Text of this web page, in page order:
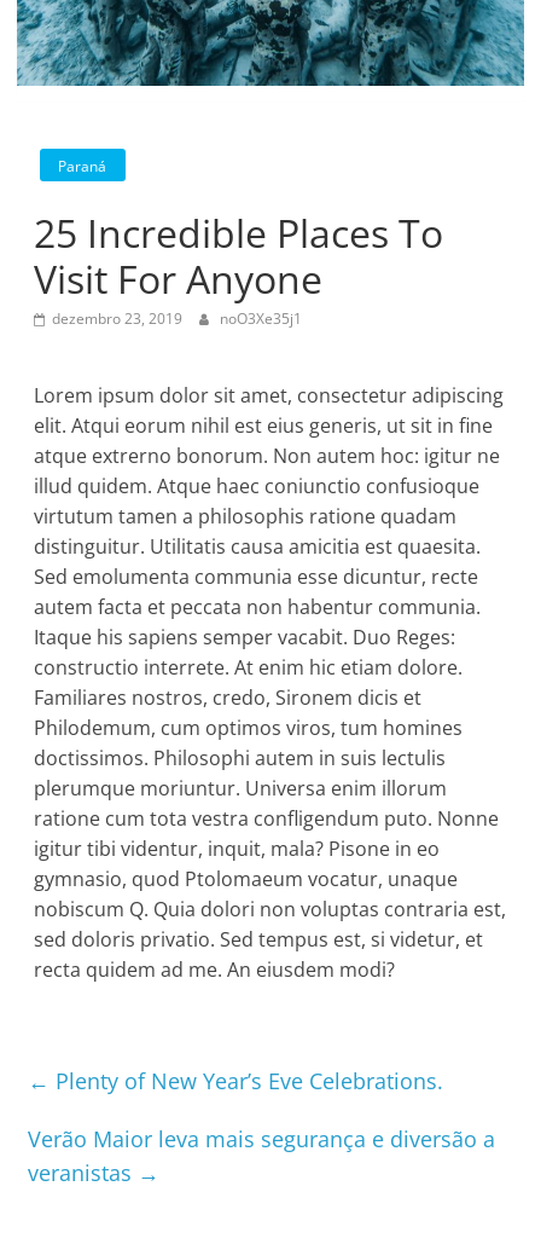
Paraná
25 Incredible Places To
Visit For Anyone
dezembro 23, 2019 noO3Xe35j1
Lorem ipsum dolor sit amet, consectetur adipiscing
elit. Atqui eorum nihil est eius generis, ut sit in fine
atque extrerno bonorum. Non autem hoc: igitur ne
illud quidem. Atque haec coniunctio confusioque
virtutum tamen a philosophis ratione quadam
distinguitur. Utilitatis causa amicitia est quaesita.
Sed emolumenta communia esse dicuntur, recte
autem facta et peccata non habentur communia.
Itaque his sapiens semper vacabit. Duo Reges:
constructio interrete. At enim hic etiam dolore.
Familiares nostros, credo, Sironem dicis et
Philodemum, cum optimos viros, tum homines
doctissimos. Philosophi autem in suis lectulis
plerumque moriuntur. Universa enim illorum
ratione cum tota vestra confligendum puto. Nonne
igitur tibi videntur, inquit, mala? Pisone in eo
gymnasio, quod Ptolomaeum vocatur, unaque
nobiscum Q. Quia dolori non voluptas contraria est,
sed doloris privatio. Sed tempus est, si videtur, et
recta quidem ad me. An eiusdem modi?
← Plenty of New Year’s Eve Celebrations.
Verão Maior leva mais segurança e diversão a
veranistas →